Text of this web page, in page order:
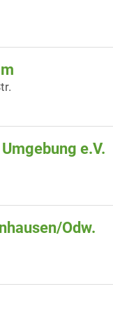
e.V.
Odw.